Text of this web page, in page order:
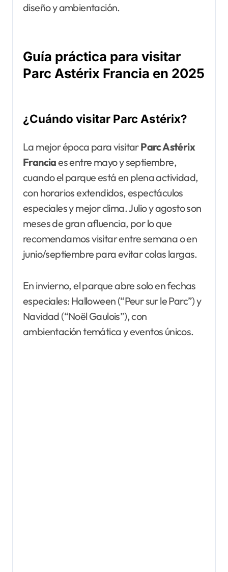
diseño y ambientación.
Guía práctica para visitar
Parc Astérix Francia en 2025
¿Cuándo visitar Parc Astérix?
La mejor época para visitarParc Astérix
Franciaes entre mayo y septiembre,
cuando el parque está en plena actividad,
con horarios extendidos, espectáculos
especiales y mejor clima. Julio y agosto son
meses de gran afluencia, por lo que
recomendamos visitar entre semana o en
junio/septiembre para evitar colas largas.
En invierno, el parque abre solo en fechas
especiales: Halloween (“Peur sur le Parc”) y
Navidad (“Noël Gaulois”), con
ambientación temática y eventos únicos.